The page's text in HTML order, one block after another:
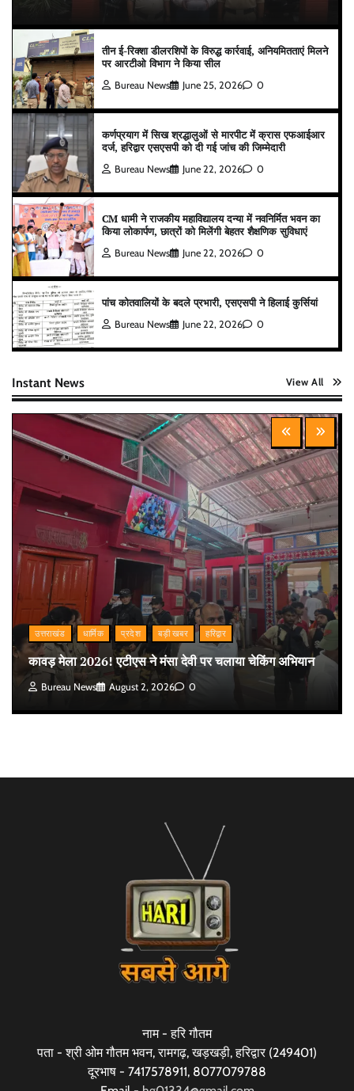
तीन ई-रिक्शा डीलरशिपों के विरुद्ध कार्रवाई, अनियमितताएं मिलने
पर आरटीओ विभाग ने किया सील
Bureau News June 25, 2026 0
कर्णप्रयाग में सिख श्रद्धालुओं से मारपीट में क्रास एफआईआर
दर्ज, हरिद्वार एसएसपी को दी गई जांच की जिम्मेदारी
Bureau News June 22, 2026 0
CM धामी ने राजकीय महाविद्यालय दन्या में नवनिर्मित भवन का
किया लोकार्पण, छात्रों को मिलेंगी बेहतर शैक्षणिक सुविधाएं
Bureau News June 22, 2026 0
पांच कोतवालियों के बदले प्रभारी, एसएसपी ने हिलाई कुर्सियां
Bureau News June 22, 2026 0
Instant News View All
उत्तराखंड धार्मिक प्रदेश बड़ी खबर हरिद्वार
कावड़ मेला 2026! एटीएस ने मंसा देवी पर चलाया चेकिंग अभियान
Bureau News August 2, 2026 0
नाम - हरि गौतम
पता - श्री ओम गौतम भवन, रामगढ़, खड़खड़ी, हरिद्वार (249401)
दूरभाष - 7417578911, 8077079788